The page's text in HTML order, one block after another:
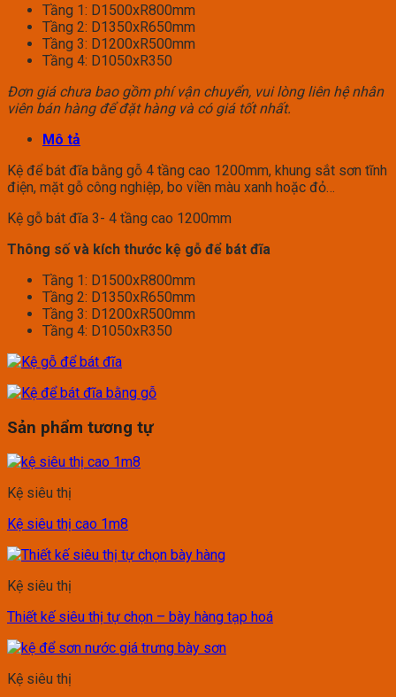
Tầng 1: D1500xR800mm
Tầng 2: D1350xR650mm
Tầng 3: D1200xR500mm
Tầng 4: D1050xR350
Đơn giá chưa bao gồm phí vận chuyển, vui lòng liên hệ nhân
viên bán hàng để đặt hàng và có giá tốt nhất.
Mô tả
Kệ để bát đĩa bằng gỗ 4 tầng cao 1200mm, khung sắt sơn tĩnh
điện, mặt gỗ công nghiệp, bo viền màu xanh hoặc đỏ…
Kệ gỗ bát đĩa 3- 4 tầng cao 1200mm
Thông số và kích thước kệ gỗ để bát đĩa
Tầng 1: D1500xR800mm
Tầng 2: D1350xR650mm
Tầng 3: D1200xR500mm
Tầng 4: D1050xR350
Sản phẩm tương tự
Kệ siêu thị
Kệ siêu thị cao 1m8
Kệ siêu thị
Thiết kế siêu thị tự chọn – bày hàng tạp hoá
Kệ siêu thị